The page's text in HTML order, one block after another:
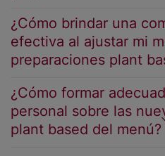
¿Cómo brindar una
efectiva al ajustar mi
preparaciones plant
¿Cómo formar
personal sobre las
plant based del menú?